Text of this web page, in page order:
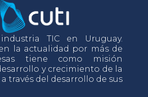
TIC en Uruguay.
la actualidad por más de
tiene como misión
y crecimiento de la
través del desarrollo de sus